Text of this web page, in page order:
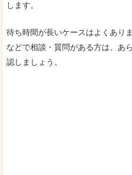
します。
待ち時間が長いケースはよくあり
などで相談・質問がある方は、あ
認しましょう。